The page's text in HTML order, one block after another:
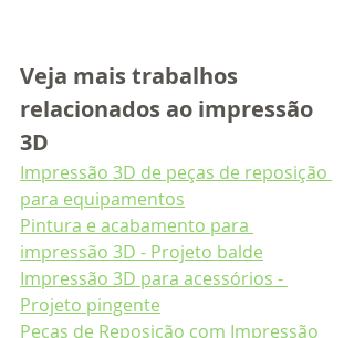
Veja mais trabalhos
relacionados ao impressão
3D
Impressão 3D de peças de reposição
para equipamentos
Pintura e acabamento para
impressão 3D - Projeto balde
Impressão 3D para acessórios -
Projeto pingente
Peças de Reposição com Impressão